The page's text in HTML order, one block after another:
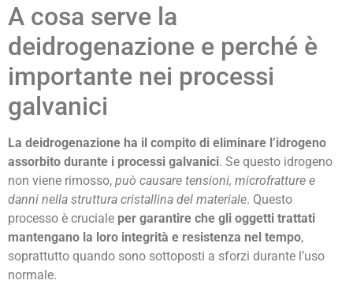
A cosa serve la
deidrogenazione e perché è
importante nei processi
galvanici
La deidrogenazione ha il compito di eliminare l’idrogeno
assorbito durante i processi galvanici. Se questo idrogeno
non viene rimosso, può causare tensioni, microfratture e
danni nella struttura cristallina del materiale. Questo
processo è cruciale per garantire che gli oggetti trattati
mantengano la loro integrità e resistenza nel tempo,
soprattutto quando sono sottoposti a sforzi durante l’uso
normale.